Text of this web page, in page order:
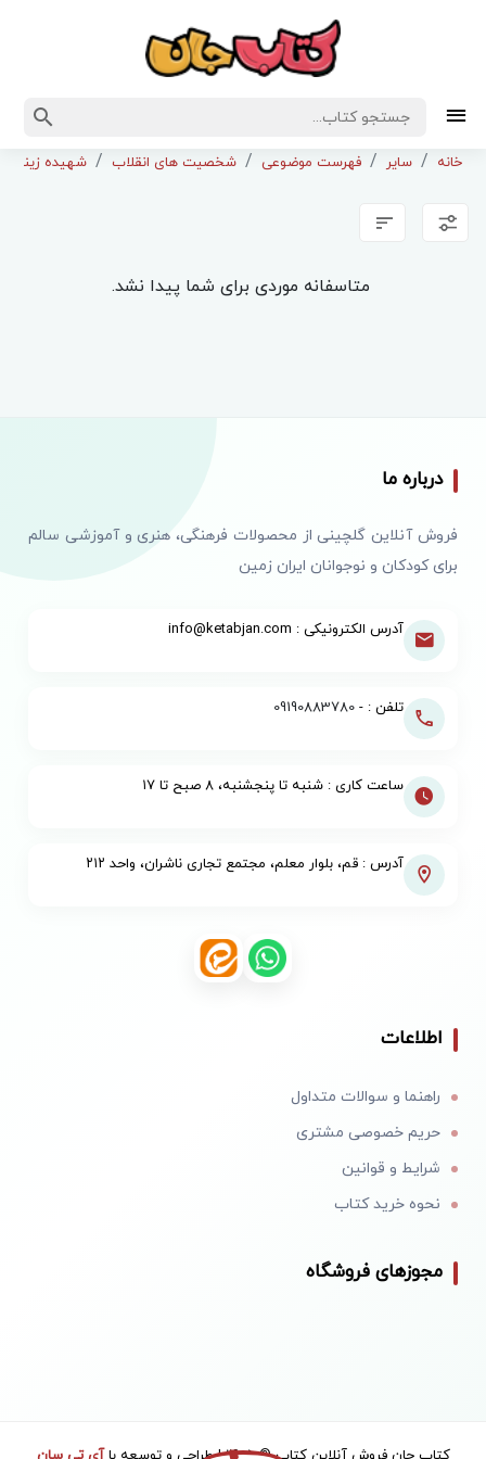
خانه سایر فهرست موضوعی شخصیت های انقلاب شهیده زینب
متاسفانه موردی برای شما پیدا نشد.
درباره ما
فروش آنلاین گلچینی از محصولات فرهنگی، هنری و آموزشی سالم
برای کودکان و نوجوانان ایران زمین
آدرس الکترونیکی : info@ketabjan.com
تلفن : -09190883780
ساعت کاری : شنبه تا پنجشنبه، ۸ صبح تا ۱۷
آدرس : قم، بلوار معلم، مجتمع تجاری ناشران، واحد ۲۱۲
اطلاعات
راهنما و سوالات متداول
حریم خصوصی مشتری
شرایط و قوانین
نحوه خرید کتاب
مجوزهای فروشگاه